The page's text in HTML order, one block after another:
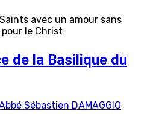
avec un amour sans
le Christ
de la Basilique du
Sébastien DAMAGGIO